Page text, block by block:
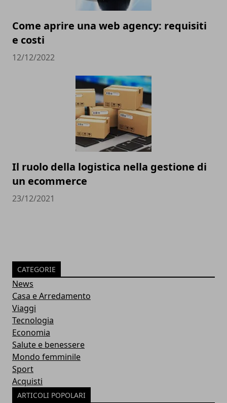
Come aprire una web agency: requisiti
e costi
12/12/2022
Il ruolo della logistica nella gestione di
un ecommerce
23/12/2021
CATEGORIE
News
Casa e Arredamento
Viaggi
Tecnologia
Economia
Salute e benessere
Mondo femminile
Sport
Acquisti
ARTICOLI POPOLARI